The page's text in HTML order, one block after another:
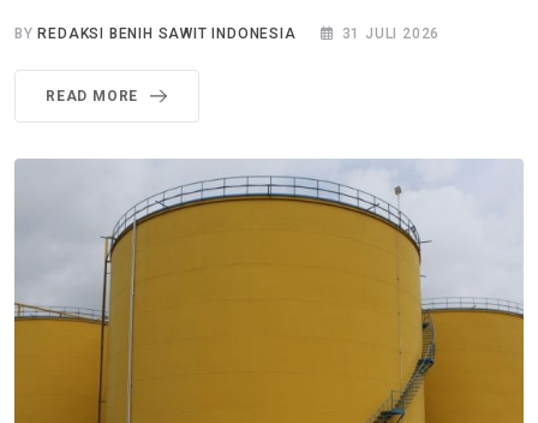
BYREDAKSI BENIH SAWIT INDONESIA 31 JULI 2026
READ MORE